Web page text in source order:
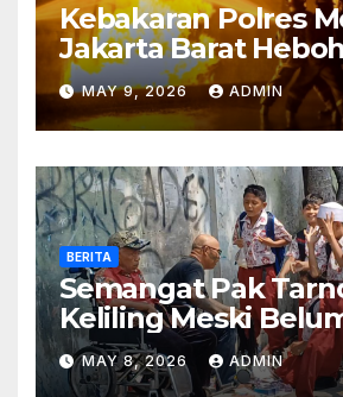
Kebakaran Polres
Jakarta Barat
Hari, Ini Fakta
MAY 9, 2026 ADMIN
BERITA
Semangat Pak
Keliling Meski
Tetap Menghibur
Nafkah
MAY 8, 2026 ADMIN